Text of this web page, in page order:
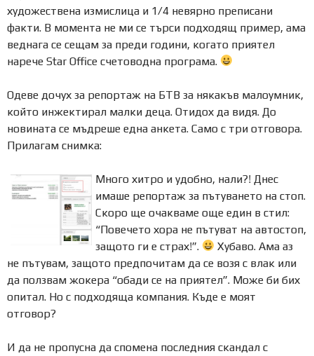
художествена измислица и 1/4 невярно преписани
факти. В момента не ми се търси подходящ пример, ама
веднага се сещам за преди години, когато приятел
нарече Star Office счетоводна програма.
Одеве дочух за репортаж на БТВ за някакъв малоумник,
който инжектирал малки деца. Отидох да видя. До
новината се мъдреше една анкета. Само с три отговора.
Прилагам снимка:
Много хитро и удобно, нали?! Днес
имаше репортаж за пътуването на стоп.
Скоро ще очакваме още един в стил:
“Повечето хора не пътуват на автостоп,
защото ги е страх!”.
Хубаво. Ама аз
не пътувам, защото предпочитам да се возя с влак или
да ползвам жокера “обади се на приятел”. Може би бих
опитал. Но с подходяща компания. Къде е моят
отговор?
И да не пропусна да спомена последния скандал с